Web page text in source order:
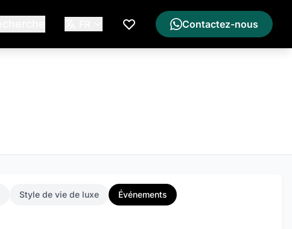
Ma Liste de Souhaits
Contactez-nous
Style de vie de luxe Événements